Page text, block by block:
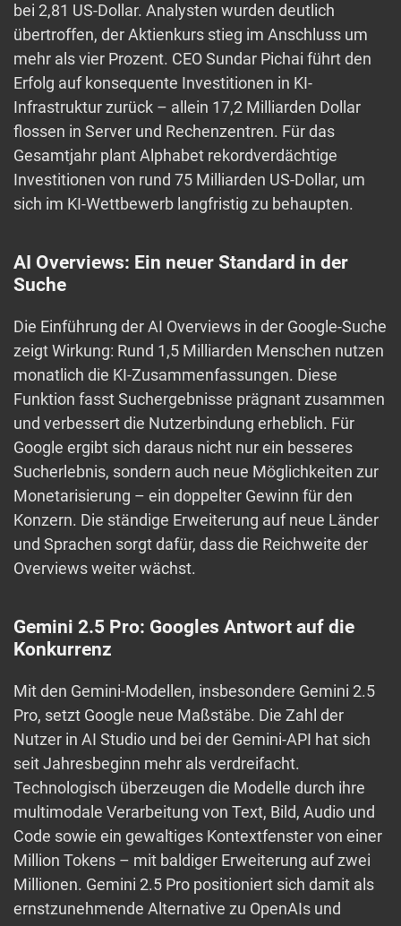
bei 2,81 US-Dollar. Analysten wurden deutlich
übertroffen, der Aktienkurs stieg im Anschluss um
mehr als vier Prozent. CEO Sundar Pichai führt den
Erfolg auf konsequente Investitionen in KI-
Infrastruktur zurück – allein 17,2 Milliarden Dollar
flossen in Server und Rechenzentren. Für das
Gesamtjahr plant Alphabet rekordverdächtige
Investitionen von rund 75 Milliarden US-Dollar, um
sich im KI-Wettbewerb langfristig zu behaupten.
AI Overviews: Ein neuer Standard in der
Suche
Die Einführung der AI Overviews in der Google-Suche
zeigt Wirkung: Rund 1,5 Milliarden Menschen nutzen
monatlich die KI-Zusammenfassungen. Diese
Funktion fasst Suchergebnisse prägnant zusammen
und verbessert die Nutzerbindung erheblich. Für
Google ergibt sich daraus nicht nur ein besseres
Sucherlebnis, sondern auch neue Möglichkeiten zur
Monetarisierung – ein doppelter Gewinn für den
Konzern. Die ständige Erweiterung auf neue Länder
und Sprachen sorgt dafür, dass die Reichweite der
Overviews weiter wächst.
Gemini 2.5 Pro: Googles Antwort auf die
Konkurrenz
Mit den Gemini-Modellen, insbesondere Gemini 2.5
Pro, setzt Google neue Maßstäbe. Die Zahl der
Nutzer in AI Studio und bei der Gemini-API hat sich
seit Jahresbeginn mehr als verdreifacht.
Technologisch überzeugen die Modelle durch ihre
multimodale Verarbeitung von Text, Bild, Audio und
Code sowie ein gewaltiges Kontextfenster von einer
Million Tokens – mit baldiger Erweiterung auf zwei
Millionen. Gemini 2.5 Pro positioniert sich damit als
ernstzunehmende Alternative zu OpenAIs und